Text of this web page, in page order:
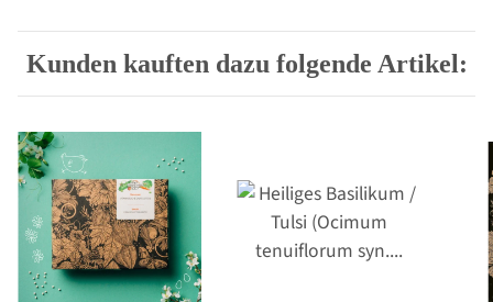
Kunden kauften dazu folgende Artikel: